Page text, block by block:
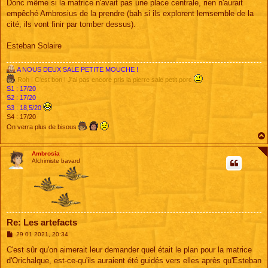
Donc même si la matrice n'avait pas une place centrale, rien n'aurait
empêché Ambrosius de la prendre (bah si ils explorent lemsemble de la
cité, ils vont finir par tomber dessus).
Esteban Solaire
A NOUS DEUX SALE PETITE MOUCHE !
Roh ! C'est bon ! J'ai pas encore pris la pierre sale petit porc
S1 : 17/20
S2 : 17/20
S3 : 18,5/20
S4 : 17/20
On verra plus de bisous
Ambrosia
Alchimiste bavard
Re: Les artefacts
M
s
a
29 01 2021, 20:34
C'est sûr qu'on aimerait leur demander quel était le plan pour la matrice
d'Orichalque, est-ce-qu'ils auraient été guidés vers elles après qu'Esteban